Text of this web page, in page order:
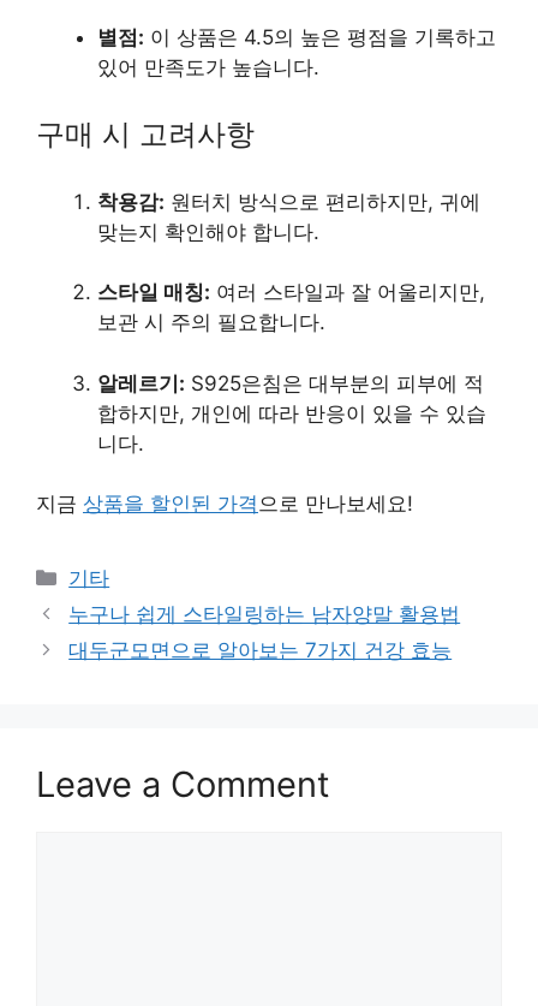
별점: 이 상품은 4.5의 높은 평점을 기록하고
있어 만족도가 높습니다.
구매 시 고려사항
착용감: 원터치 방식으로 편리하지만, 귀에
맞는지 확인해야 합니다.
스타일 매칭: 여러 스타일과 잘 어울리지만,
보관 시 주의 필요합니다.
알레르기: S925은침은 대부분의 피부에 적
합하지만, 개인에 따라 반응이 있을 수 있습
니다.
지금 상품을 할인된 가격으로 만나보세요!
Categories
기타
누구나 쉽게 스타일링하는 남자양말 활용법
대두군모면으로 알아보는 7가지 건강 효능
Leave a Comment